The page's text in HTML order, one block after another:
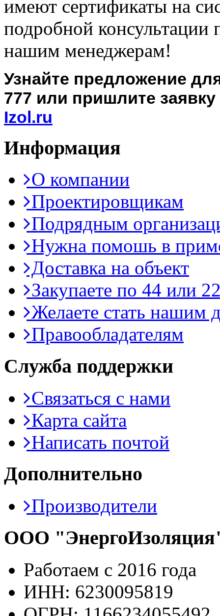
имеют сертификаты на
подробной консультации
нашим менеджерам!
Узнайте предложение
777 или пришлите
Izol.ru
Информация
О компании
Проектировщикам
Подрядным
Нужна помошь в
Доставка на объект
Закупаете по 44 или
Желаете стать нашим
Правообладателям
Служба поддержки
Связаться с нами
Карта сайта
Написать почтой
Дополнительно
Производители
ООО
Работаем с 2016 года
ИНН: 6230095819